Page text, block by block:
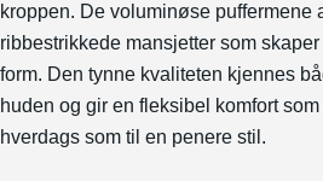
kroppen. De voluminøse puffermene
ribbestrikkede mansjetter som
form. Den tynne kvaliteten kjennes
huden og gir en fleksibel komfort
hverdags som til en penere stil.